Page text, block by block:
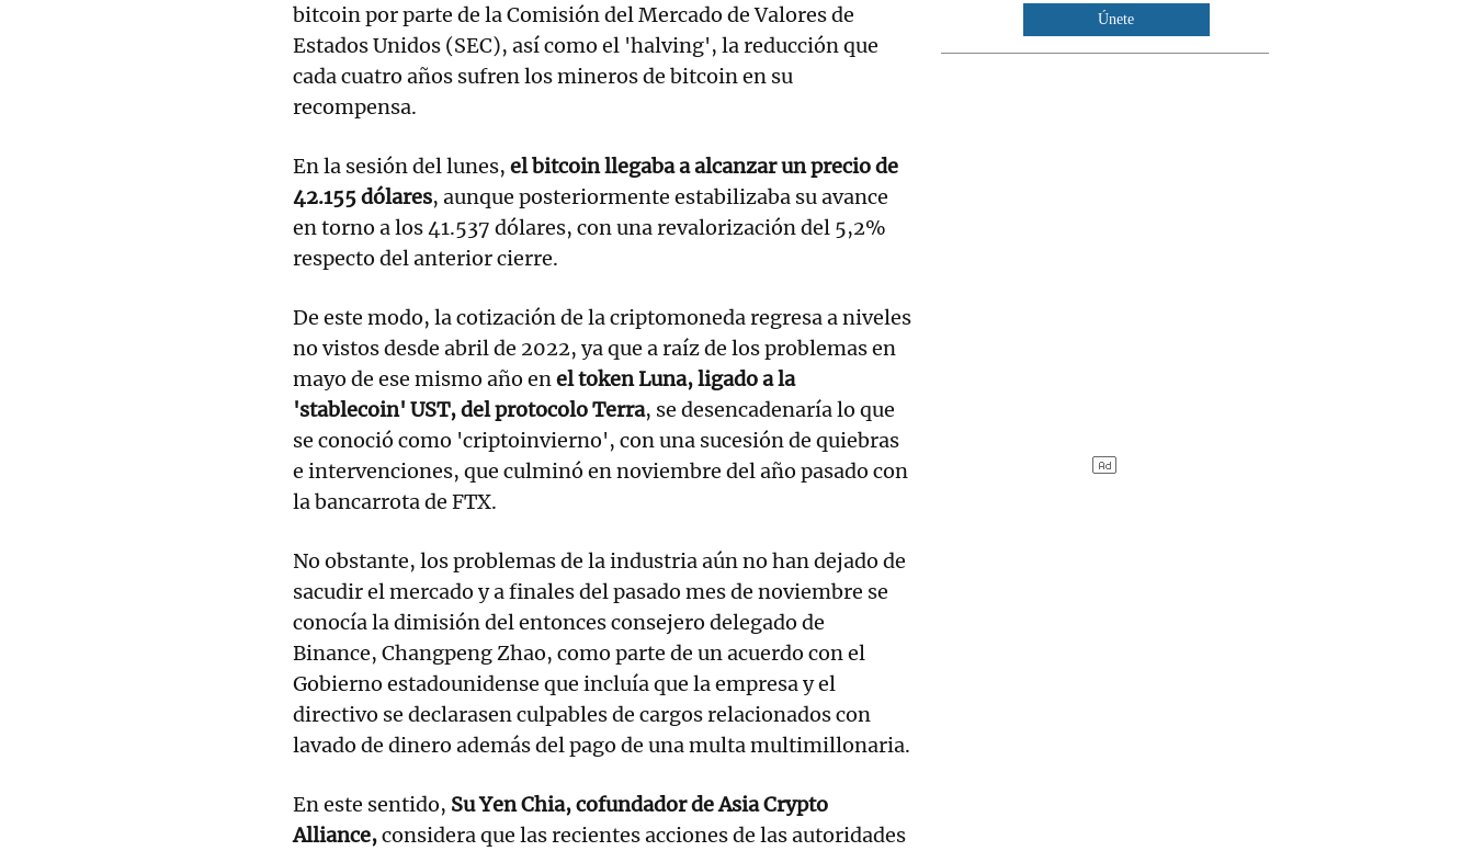
bitcoin por parte de la Comisión del Mercado de Valores de
Estados Unidos (SEC), así como el 'halving', la reducción que
cada cuatro años sufren los mineros de bitcoin en su
recompensa.
En la sesión del lunes, el bitcoin llegaba a alcanzar un precio de
42.155 dólares, aunque posteriormente estabilizaba su avance
en torno a los 41.537 dólares, con una revalorización del 5,2%
respecto del anterior cierre.
De este modo, la cotización de la criptomoneda regresa a niveles
no vistos desde abril de 2022, ya que a raíz de los problemas en
mayo de ese mismo año enel token Luna, ligado a la
'stablecoin' UST, del protocolo Terra, se desencadenaría lo que
se conoció como 'criptoinvierno', con una sucesión de quiebras
e intervenciones, que culminó en noviembre del año pasado con
la bancarrota de FTX.
No obstante, los problemas de la industria aún no han dejado de
sacudir el mercado y a finales del pasado mes de noviembre se
conocía la dimisión del entonces consejero delegado de
Binance, Changpeng Zhao, como parte de un acuerdo con el
Gobierno estadounidense que incluía que la empresa y el
directivo se declarasen culpables de cargos relacionados con
lavado de dinero además del pago de una multa multimillonaria.
En este sentido, Su Yen Chia, cofundador de Asia Crypto
Alliance,considera que las recientes acciones de las autoridades
Únete